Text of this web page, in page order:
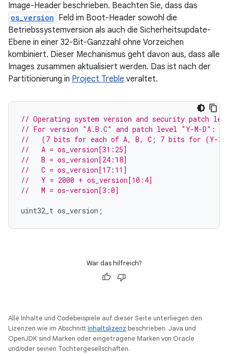
Image-Header beschrieben. Beachten Sie, dass das
os_version Feld im Boot-Header sowohl die
Betriebssystemversion als auch die Sicherheitsupdate-
Ebene in einer 32-Bit-Ganzzahl ohne Vorzeichen
kombiniert. Dieser Mechanismus geht davon aus, dass alle
Images zusammen aktualisiert werden. Das ist nach der
Partitionierung in Project Treble veraltet.
// Operating system version and security patch
// For version "A.B.C" and patch level "Y-M-D":
//   (7 bits for each of A, B, C; 7 bits for (Y-
//   A = os_version[31:25]
//   B = os_version[24:18]
//   C = os_version[17:11]
//   Y = 2000 + os_version[10:4]
//   M = os-version[3:0]
uint32_t os_version ;
War das hilfreich?
Alle Inhalte und Codebeispiele auf dieser Seite unterliegen den
Lizenzen wie im AbschnittInhaltslizenz beschrieben. Java und
OpenJDK sind Marken oder eingetragene Marken von Oracle
und/oder seinen Tochtergesellschaften.